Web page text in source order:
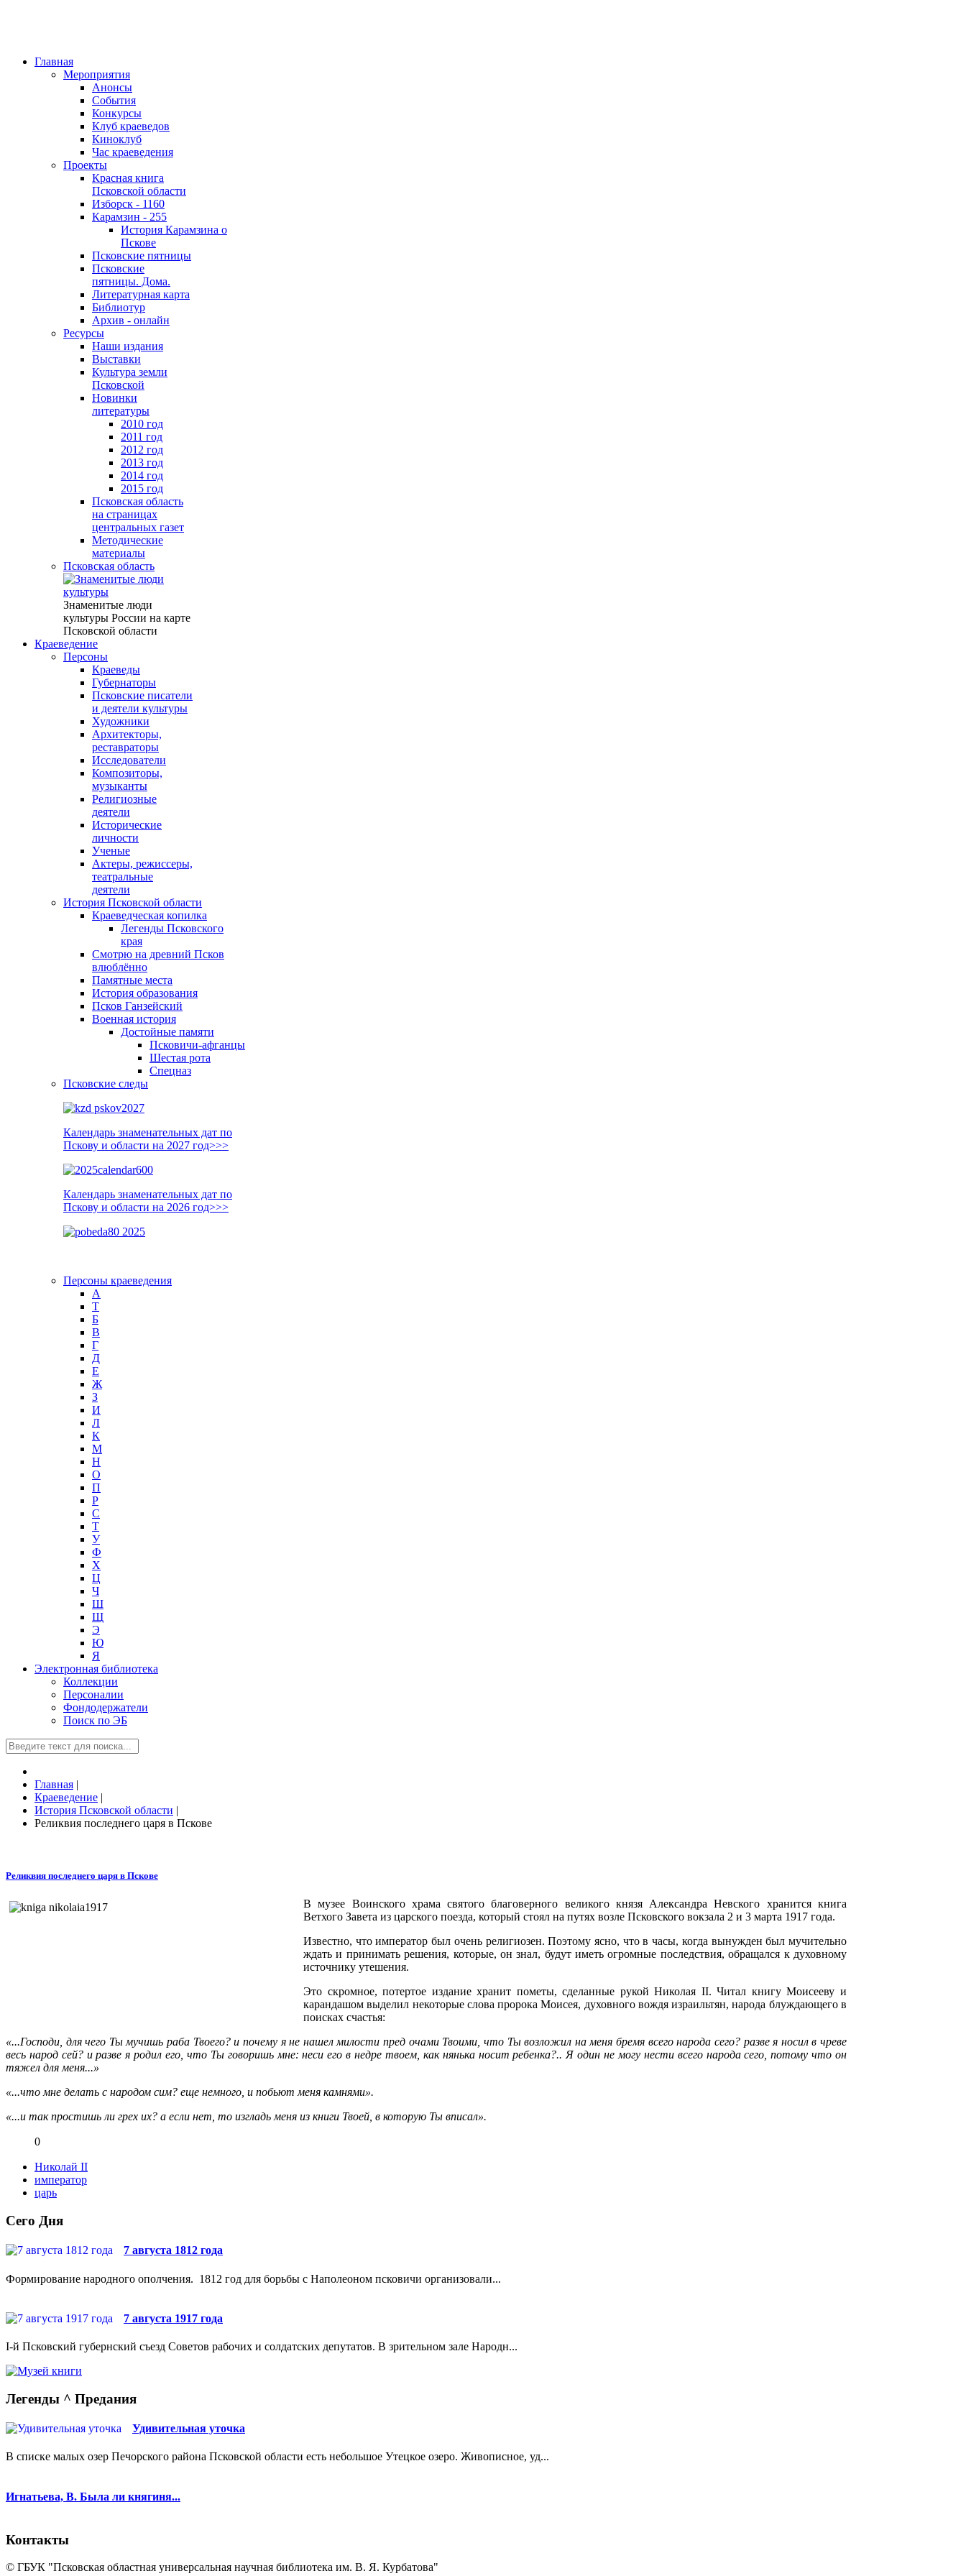
Главная
Мероприятия
Анонсы
События
Конкурсы
Клуб краеведов
Киноклуб
Час краеведения
Проекты
Красная книга
Псковской области
Изборск - 1160
Карамзин - 255
История Карамзина о
Пскове
Псковские пятницы
Псковские
пятницы. Дома.
Литературная карта
Библиотур
Архив - онлайн
Ресурсы
Наши издания
Выставки
Культура земли
Псковской
Новинки
литературы
2010 год
2011 год
2012 год
2013 год
2014 год
2015 год
Псковская область
на страницах
центральных газет
Методические
материалы
Псковская область
Знаменитые люди
культуры России на карте
Псковской области
Краеведение
Персоны
Краеведы
Губернаторы
Псковские писатели
и деятели культуры
Художники
Архитекторы,
реставраторы
Исследователи
Композиторы,
музыканты
Религиозные
деятели
Исторические
личности
Ученые
Актеры, режиссеры,
театральные
деятели
История Псковской области
Краеведческая копилка
Легенды Псковского
края
Смотрю на древний Псков
влюблённо
Памятные места
История образования
Псков Ганзейский
Военная история
Достойные памяти
Псковичи-афганцы
Шестая рота
Спецназ
Псковские следы
Календарь знаменательных дат по
Пскову и области на 2027 год>>>
Календарь знаменательных дат по
Пскову и области на 2026 год>>>
Персоны краеведения
А
T
Б
В
Г
Д
Е
Ж
З
И
Л
К
М
Н
О
П
Р
С
Т
У
Ф
Х
Ц
Ч
Ш
Щ
Э
Ю
Я
Электронная библиотека
Коллекции
Персоналии
Фондодержатели
Поиск по ЭБ
Главная |
Краеведение |
История Псковской области |
Реликвия последнего царя в Пскове
Реликвия последнего царя в Пскове
В музее Воинского храма святого благоверного великого князя Александра Невского хранится книга
Ветхого Завета из царского поезда, который стоял на путях возле Псковского вокзала 2 и 3 марта 1917 года.
Известно, что император был очень религиозен. Поэтому ясно, что в часы, когда вынужден был мучительно
ждать и принимать решения, которые, он знал, будут иметь огромные последствия, обращался к духовному
источнику утешения.
Это скромное, потертое издание хранит пометы, сделанные рукой Николая II. Читал книгу Моисееву и
карандашом выделил некоторые слова пророка Моисея, духовного вождя израильтян, народа блуждающего в
поисках счастья:
«...Господи, для чего Ты мучишь раба Твоего? и почему я не нашел милости пред очами Твоими, что Ты возложил на меня бремя всего народа сего? разве я носил в чреве
весь народ сей? и разве я родил его, что Ты говоришь мне: неси его в недре твоем, как нянька носит ребенка?.. Я один не могу нести всего народа сего, потому что он
тяжел для меня...»
«...что мне делать с народом сим? еще немного, и побьют меня камнями».
«...и так простишь ли грех их? а если нет, то изгладь меня из книги Твоей, в которую Ты вписал».
0
Николай II
император
царь
Сего Дня
7 августа 1812 года
Формирование народного ополчения. 1812 год для борьбы с Наполеоном псковичи организовали...
7 августа 1917 года
I-й Псковский губернский съезд Советов рабочих и солдатских депутатов. В зрительном зале Народн...
Легенды ^ Предания
Удивительная уточка
В списке малых озер Печорского района Псковской области есть небольшое Утецкое озеро. Живописное, уд...
Игнатьева, В. Была ли княгиня...
Контакты
© ГБУК "Псковская областная универсальная научная библиотека им. В. Я. Курбатова"